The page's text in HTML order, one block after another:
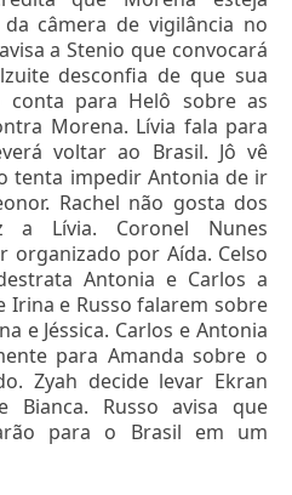
câmera de vigilância no
a Stenio que convocará
desconfia de que sua
conta para Helô sobre as
Morena. Lívia fala para
voltar ao Brasil. Jô vê
tenta impedir Antonia de ir
Rachel não gosta dos
a Lívia. Coronel Nunes
organizado por Aída. Celso
Antonia e Carlos a
Irina e Russo falarem sobre
e Jéssica. Carlos e Antonia
para Amanda sobre o
Zyah decide levar Ekran
Russo avisa que
para o Brasil em um